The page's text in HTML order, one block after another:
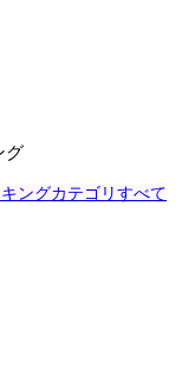
グ
ングカテゴリすべて